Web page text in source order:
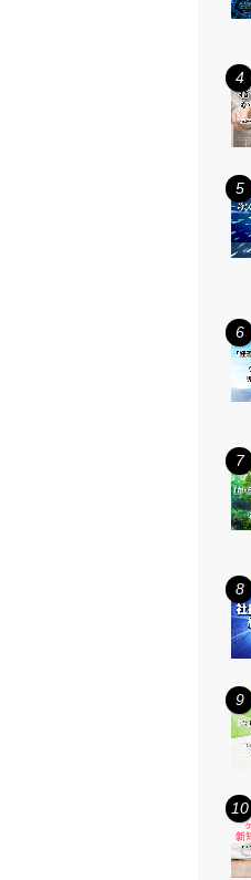
4
5
6
7
8
9
10